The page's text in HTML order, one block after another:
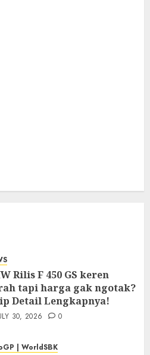
Rilis F 450 GS keren
tapi harga gak ngotak?
Detail Lengkapnya!
30, 2026 0
| WorldSBK